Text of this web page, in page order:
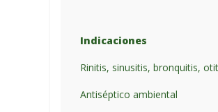
Indicaciones
Rinitis, sinusitis, bronquitis,
Antiséptico ambiental